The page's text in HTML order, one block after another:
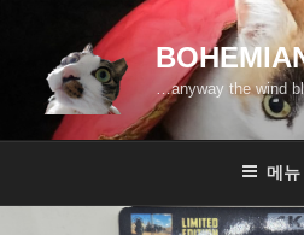
…anyway the wind
메뉴